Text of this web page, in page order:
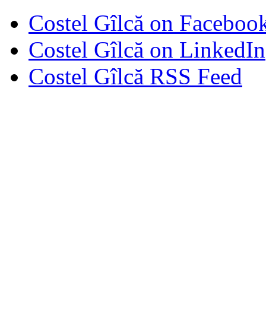
Costel Gîlcă on
Costel Gîlcă on LinkedIn
Costel Gîlcă RSS Feed